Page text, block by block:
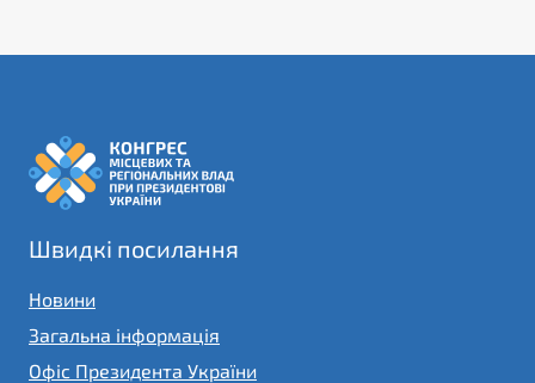
Швидкі посилання
Новини
Загальна інформація
Офіс Президента України